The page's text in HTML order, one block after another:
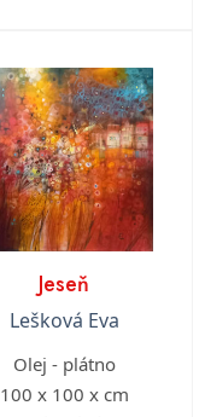
Jeseň
Lešková Eva
Olej - plátno
100 x 100 x cm